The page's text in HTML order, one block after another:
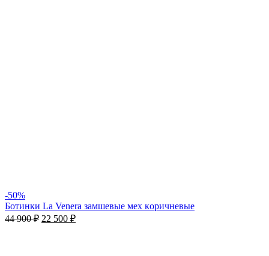
-50%
Ботинки La Venera замшевые мех кoричневые
44 900₽ 22 500 ₽